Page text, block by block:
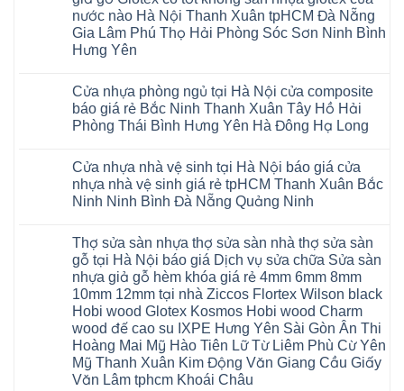
Dương
Huế
Cần
Thơ
Đà
Đức
Hoài
Đức
Ninh
Phòng
Tứ
Kỳ
Đan
Phượng
Quảng
Ninh
Thanh
Miện
Nghệ
An
Thanh
Hà
Bình
Thái
Bình
Thanh
Khánh
Hải
Phòng
Yên
Nghệ
An
Quảng
Thọ
Bắc
Ninh
Tuyên
Lâm
Thanh
Xuân
Hà
Nội
Từ
Liêm
Đan
Phượng
Bình
Hải
Phòng
tâm
Nghệ
An
Bắc
Ninh
Tuyên
Nguyên
uy
tín
hàng
đầu
đã
định
tại
Việt
Nam
Sàn
nhựa
Fukione
giả
gỗ
4mm
6mm
đế
cao
su
ở
Sàn
nhựa
Glotex
và
composite
giả
vân
gỗ
tạo
sang
trọng
nước nào Hà Nội Thanh Xuân tpHCM Đà Nẵng
Gia Lâm Phú Thọ Hải Phòng Sóc Sơn Ninh Bình
Hưng Yên
bình
luận
ở
Sàn
4mm
giá
bao
nhiêu
Sàn
Glotex
có
tốt
không
sàn
nhựa
glotex
nước
nào
Hà
Nội
Cửa nhựa phòng ngủ tại Hà Nội cửa composite
báo giá rẻ Bắc Ninh Thanh Xuân Tây Hồ Hải
Phòng Thái Bình Hưng Yên Hà Đông Hạ Long
bình
luận
ở
Cửa
ngủ
tại
Hà
Nội
cửa
composite
báo
giá
rẻ
Bắc
Thanh
Xuân
Cửa nhựa nhà vệ sinh tại Hà Nội báo giá cửa
nhựa nhà vệ sinh giá rẻ tpHCM Thanh Xuân Bắc
Ninh Ninh Bình Đà Nẵng Quảng Ninh
bình
luận
ở
Cửa
nhựa
nhà
vệ
sinh
tại
Hà
Nội
báo
giá
Thợ sửa sàn nhựa thợ sửa sàn nhà thợ sửa sàn
gỗ tại Hà Nội báo giá Dịch vụ sửa chữa Sửa sàn
nhựa giả gỗ hèm khóa giá rẻ 4mm 6mm 8mm
10mm 12mm tại nhà Ziccos Flortex Wilson black
Hobi wood Glotex Kosmos Hobi wood Charm
wood đế cao su IXPE Hưng Yên Sài Gòn Ân Thi
Hoàng Mai Mỹ Hào Tiên Lữ Từ Liêm Phù Cừ Yên
Mỹ Thanh Xuân Kim Động Văn Giang Cầu Giấy
Văn Lâm tphcm Khoái Châu